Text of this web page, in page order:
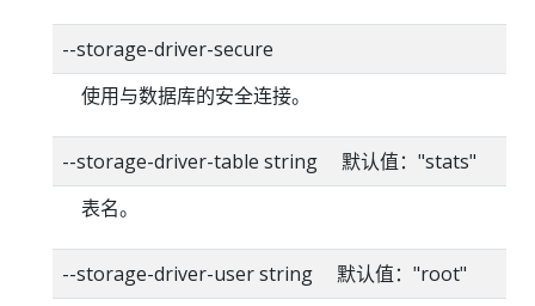
--storage-driver-secure
使用与数据库的安全连接。
--storage-driver-table string 默认值："stats"
表名。
--storage-driver-user string 默认值："root"